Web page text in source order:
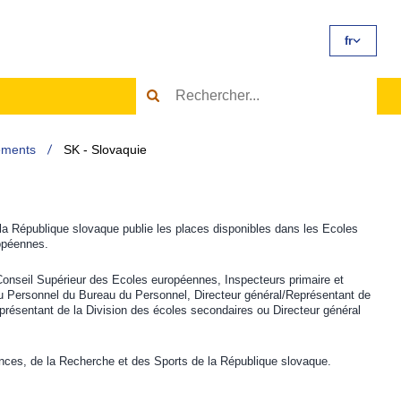
fr
SK
-
Select
language
Search
SK - Slovaquie
République slovaque publie les places disponibles dans les Ecoles
Supérieur des Ecoles européennes, Inspecteurs primaire et
du Bureau du Personnel, Directeur général/Représentant de
de la Division des écoles secondaires ou Directeur général
de la Recherche et des Sports de la République slovaque.